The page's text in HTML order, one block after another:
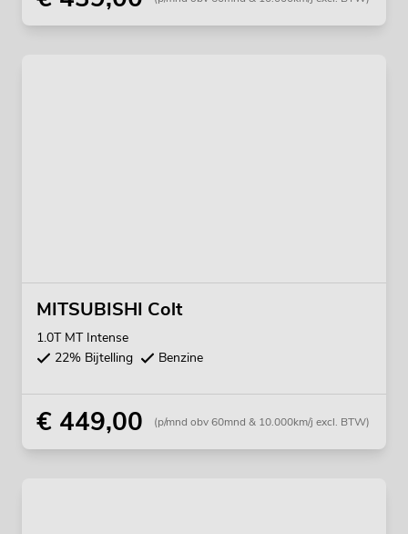
MITSUBISHI Colt
1.0T MT Intense
22% Bijtelling
Benzine
€ 449,00 (p/mnd obv 60mnd & 10.000km/j excl. BTW)